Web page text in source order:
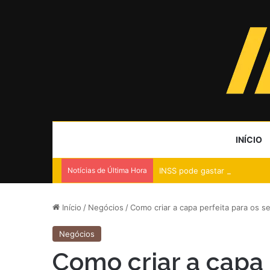
INÍCIO
Notícias de Última Hora INSS pode gastar R$ 189 mi
Início / Negócios /Como criar a capa perfeita para os
Negócios
Como criar a